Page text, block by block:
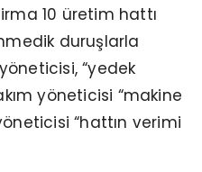
10 üretim hattı
duruşlarla
“yedek
yöneticisi “makine
“hattın verimi